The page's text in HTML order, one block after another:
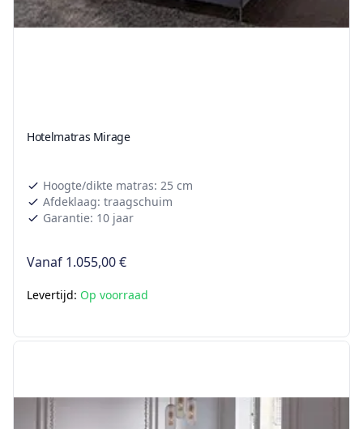
Hotelmatras Mirage
Hoogte/dikte matras: 25 cm
Afdeklaag: traagschuim
Garantie: 10 jaar
Vanaf 1.055,00 €
Levertijd: Op voorraad